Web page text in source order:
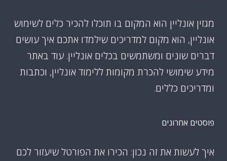
מגזין אונליין הוא המקום בו תוכלו להכיר כלים לשימוש
אונליין, הוא מקום למדריכים שילמדו אתכם איך עושים
דברים שונים ומשתמשים בכלים אונליין. עוד באתר
מידע שימושי להכרת מקומות ללימוד אונליין, וכתבות
ומדריכים כללים.
פוסטים אחרונים
איך לעשות את זה נכון: הכירו את הפורטל שיעזור לכם